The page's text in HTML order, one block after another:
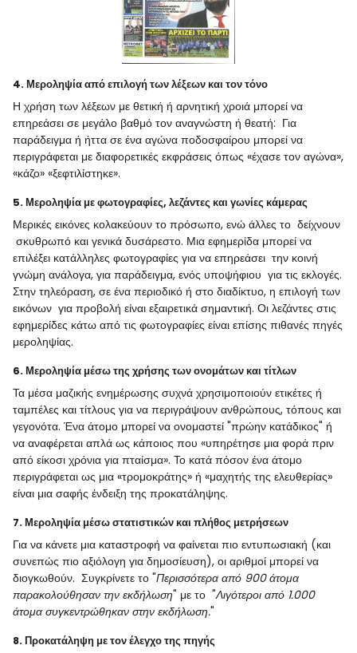
4. Μεροληψία από επιλογή των λέξεων και τον τόνο
Η χρήση των λέξεων με θετική ή αρνητική χροιά μπορεί να
επηρεάσει σε μεγάλο βαθμό τον αναγνώστη ή θεατή: Για
παράδειγμα ή ήττα σε ένα αγώνα ποδοσφαίρου μπορεί να
περιγράφεται με διαφορετικές εκφράσεις όπως «έχασε τον αγώνα»,
«κάζο» «ξεφτιλίστηκε».
5. Μεροληψία με φωτογραφίες, λεζάντες και γωνίες κάμερας
Μερικές εικόνες κολακεύουν το πρόσωπο, ενώ άλλες το δείχνουν
σκυθρωπό και γενικά δυσάρεστο. Μια εφημερίδα μπορεί να
επιλέξει κατάλληλες φωτογραφίες για να επηρεάσει την κοινή
γνώμη ανάλογα, για παράδειγμα, ενός υποψήφιου για τις εκλογές.
Στην τηλεόραση, σε ένα περιοδικό ή στο διαδίκτυο, η επιλογή των
εικόνων για προβολή είναι εξαιρετικά σημαντική. Οι λεζάντες στις
εφημερίδες κάτω από τις φωτογραφίες είναι επίσης πιθανές πηγές
μεροληψίας.
6. Μεροληψία μέσω της χρήσης των ονομάτων και τίτλων
Τα μέσα μαζικής ενημέρωσης συχνά χρησιμοποιούν ετικέτες ή
ταμπέλες και τίτλους για να περιγράψουν ανθρώπους, τόπους και
γεγονότα. Ένα άτομο μπορεί να ονομαστεί "πρώην κατάδικος" ή
να αναφέρεται απλά ως κάποιος που «υπηρέτησε μια φορά πριν
από είκοσι χρόνια για πταίσμα». Το κατά πόσον ένα άτομο
περιγράφεται ως μια «τρομοκράτης» ή «μαχητής της ελευθερίας»
είναι μια σαφής ένδειξη της προκατάληψης.
7. Μεροληψία μέσω στατιστικών και πλήθος μετρήσεων
Για να κάνετε μια καταστροφή να φαίνεται πιο εντυπωσιακή (και
συνεπώς πιο αξιόλογη για δημοσίευση), οι αριθμοί μπορεί να
διογκωθούν. Συγκρίνετε το "Περισσότερα από 900 άτομα
παρακολούθησαν την εκδήλωση" με το "Λιγότεροι από 1.000
άτομα συγκεντρώθηκαν στην εκδήλωση."
8. Προκατάληψη με τον έλεγχο της πηγής